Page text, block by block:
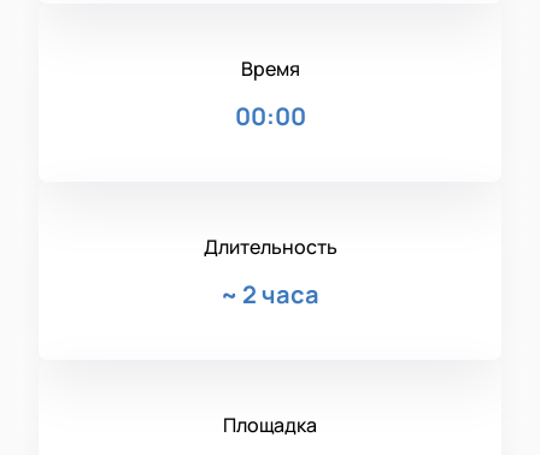
Время
00:00
Длительность
~ 2 часа
Площадка